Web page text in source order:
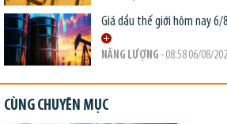
Giá dầu thế giới hôm nay 6/
NĂNG LƯỢNG - 08:58 06/08/
CÙNG CHUYÊN MỤC